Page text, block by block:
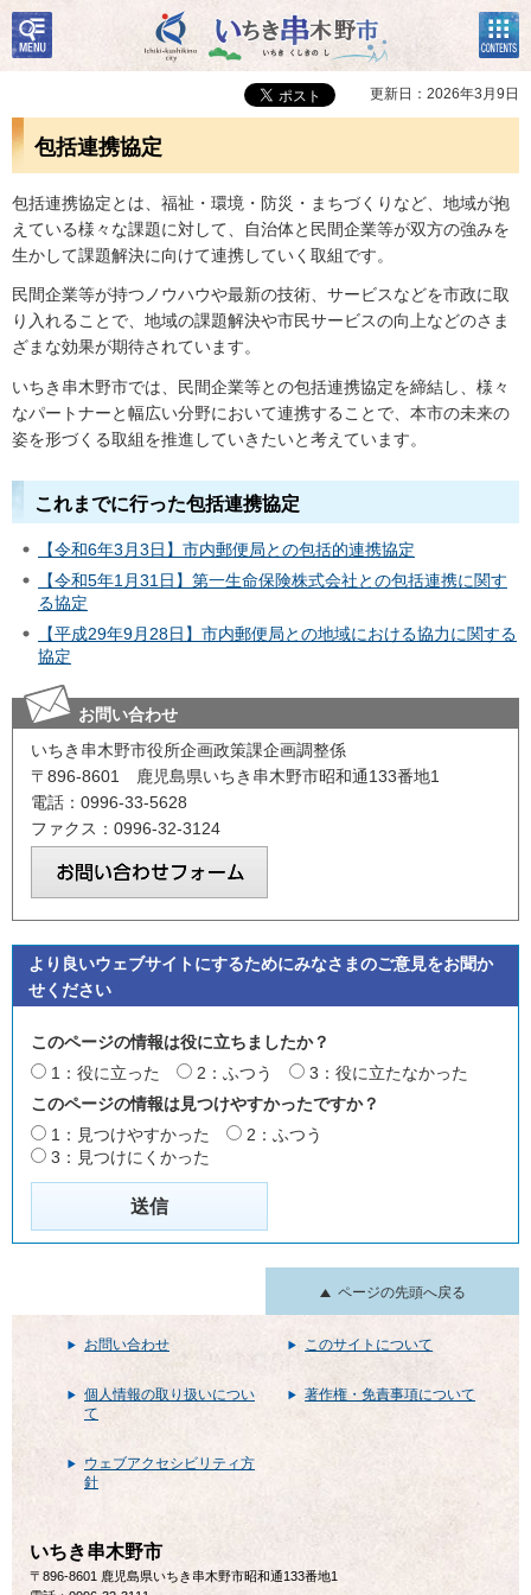
いちき串木野市
検
索・
共通
コン
テン
ツメ
ニュ
更新日：2026年3月9日
包括連携協定
包括連携協定とは、福祉・環境・防災・まちづくりなど、地域が抱
えている様々な課題に対して、自治体と民間企業等が双方の強みを
生かして課題解決に向けて連携していく取組です。
民間企業等が持つノウハウや最新の技術、サービスなどを市政に取
り入れることで、地域の課題解決や市民サービスの向上などのさま
ざまな効果が期待されています。
いちき串木野市では、民間企業等との包括連携協定を締結し、様々
なパートナーと幅広い分野において連携することで、本市の未来の
姿を形づくる取組を推進していきたいと考えています。
これまでに行った包括連携協定
【令和6年3月3日】市内郵便局との包括的連携協定
【令和5年1月31日】第一生命保険株式会社との包括連携に関す
る協定
【平成29年9月28日】市内郵便局との地域における協力に関する
協定
お問い合わせ
いちき串木野市役所企画政策課企画調整係
〒896-8601 鹿児島県いちき串木野市昭和通133番地1
電話：0996-33-5628
ファクス：0996-32-3124
より良いウェブサイトにするためにみなさまのご意見をお聞か
せください
このページの情報は役に立ちましたか？
1：役に立った
2：ふつう
3：役に立たなかった
このページの情報は見つけやすかったですか？
1：見つけやすかった
2：ふつう
3：見つけにくかった
ページの先頭へ戻る
お問い合わせ このサイトについて
個人情報の取り扱いについ
て
著作権・免責事項について
ウェブアクセシビリティ方
針
いちき串木野市
〒896-8601 鹿児島県いちき串木野市昭和通133番地1